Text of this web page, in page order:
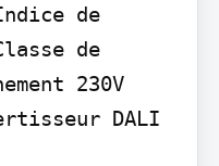
de
de
230V
DALI